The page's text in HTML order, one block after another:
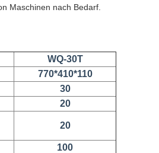
Maschinen nach Bedarf.
WQ-30T
770*410*110
30
20
20
100